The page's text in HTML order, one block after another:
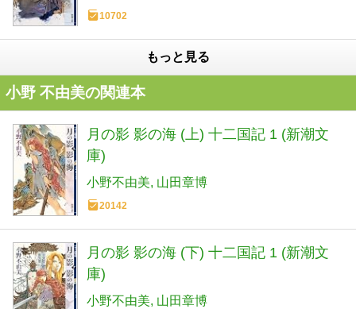
10702
もっと見る
小野 不由美の関連本
月の影 影の海 (上) 十二国記 1 (新潮文
庫)
小野不由美 山田章博
20142
月の影 影の海 (下) 十二国記 1 (新潮文
庫)
小野不由美 山田章博